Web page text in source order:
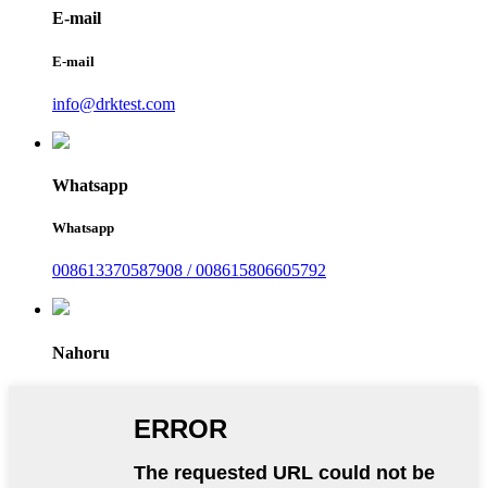
E-mail
E-mail
info@drktest.com
Whatsapp
Whatsapp
008613370587908 / 008615806605792
Nahoru